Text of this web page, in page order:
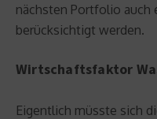
nächsten Portfolio auch
berücksichtigt werden.
Wirtschaftsfaktor
Eigentlich müsste sich